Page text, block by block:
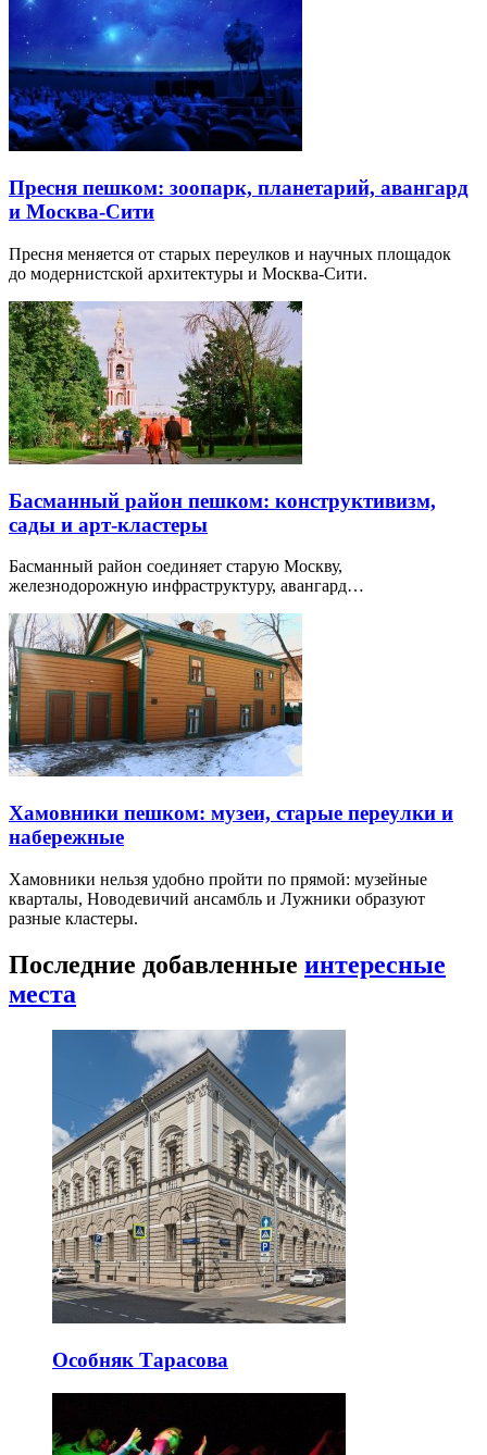
Пресня пешком: зоопарк, планетарий, авангард
и Москва-Сити
Пресня меняется от старых переулков и научных площадок
до модернистской архитектуры и Москва-Сити.
Басманный район пешком: конструктивизм,
сады и арт-кластеры
Басманный район соединяет старую Москву,
железнодорожную инфраструктуру, авангард…
Хамовники пешком: музеи, старые переулки и
набережные
Хамовники нельзя удобно пройти по прямой: музейные
кварталы, Новодевичий ансамбль и Лужники образуют
разные кластеры.
Последние добавленные интересные
места
Особняк Тарасова